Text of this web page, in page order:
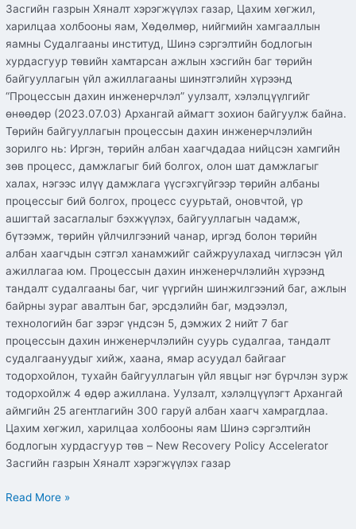
Засгийн газрын Хяналт хэрэгжүүлэх газар, Цахим хөгжил,
харилцаа холбооны яам, Хөдөлмөр, нийгмийн хамгааллын
яамны Судалгааны институд, Шинэ сэргэлтийн бодлогын
хурдасгуур төвийн хамтарсан ажлын хэсгийн баг төрийн
байгууллагын үйл ажиллагааны шинэтгэлийн хүрээнд
“Процессын дахин инженерчлэл” уулзалт, хэлэлцүүлгийг
өнөөдөр (2023.07.03) Архангай аймагт зохион байгуулж байна.
Төрийн байгууллагын процессын дахин инженерчлэлийн
зорилго нь: Иргэн, төрийн албан хаагчдадаа нийцсэн хамгийн
зөв процесс, дамжлагыг бий болгох, олон шат дамжлагыг
халах, нэгээс илүү дамжлага үүсгэхгүйгээр төрийн албаны
процессыг бий болгох, процесс суурьтай, оновчтой, үр
ашигтай засаглалыг бэхжүүлэх, байгууллагын чадамж,
бүтээмж, төрийн үйлчилгээний чанар, иргэд болон төрийн
албан хаагчдын сэтгэл ханамжийг сайжруулахад чиглэсэн үйл
ажиллагаа юм. Процессын дахин инженерчлэлийн хүрээнд
тандалт судалгааны баг, чиг үүргийн шинжилгээний баг, ажлын
байрны зураг авалтын баг, эрсдэлийн баг, мэдээлэл,
технологийн баг зэрэг үндсэн 5, дэмжих 2 нийт 7 баг
процессын дахин инженерчлэлийн суурь судалгаа, тандалт
судалгаануудыг хийж, хаана, ямар асуудал байгааг
тодорхойлон, тухайн байгууллагын үйл явцыг нэг бүрчлэн зурж
тодорхойлж 4 өдөр ажиллана. Уулзалт, хэлэлцүүлэгт Архангай
аймгийн 25 агентлагийн 300 гаруй албан хаагч хамрагдлаа.
Цахим хөгжил, харилцаа холбооны яам Шинэ сэргэлтийн
бодлогын хурдасгуур төв – New Recovery Policy Accelerator
Засгийн газрын Хяналт хэрэгжүүлэх газар
Read More »